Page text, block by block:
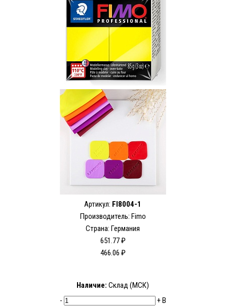
Артикул: FI8004-1
Производитель: Fimo
Страна: Германия
651.77 ₽
466.06 ₽
Наличие: Склад (МСК)
-
+В